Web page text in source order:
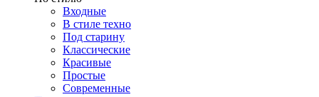
Входные
В стиле техно
Под старину
Классические
Красивые
Простые
Современные